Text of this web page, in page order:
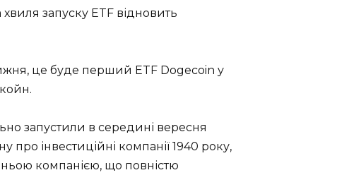
запуску ETF відновить
це буде перший ETF Dogecoin у
запустили в середині вересня
про інвестиційні компанії 1940 року,
компанією, що повністю